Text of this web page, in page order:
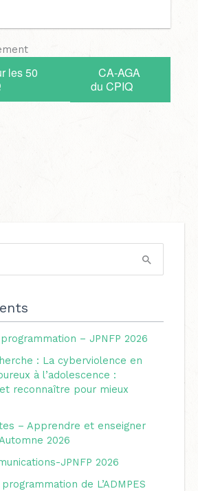
les 50
CA-AGA
du CPIQ
– JPNFP 2026
: La cyberviolence en
à l’adolescence :
reconnaître pour mieux
– Apprendre et enseigner
2026
JPNFP 2026
de L’ADMPES